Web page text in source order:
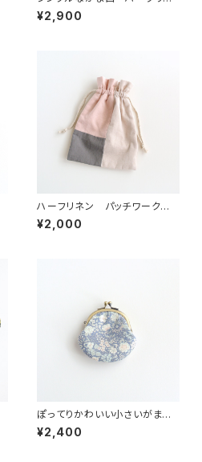
ンキャンバス ブルー
¥2,900
ハーフリネン パッチワークの
巾着ポーチ ピンク/グレー/ベ
ージュ
¥2,000
ぽってりかわいい小さいがま口
ポーチ 大人花柄ブルー
¥2,400